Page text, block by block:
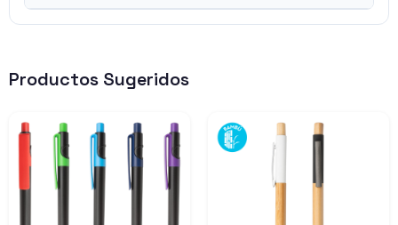
Productos Sugeridos